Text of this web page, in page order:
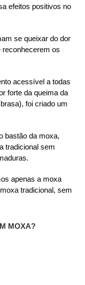
efeitos positivos no
se queixar do dor
reconhecerem os
acessível a todas
forte da queima da
foi criado um
bastão da moxa,
tradicional sem
apenas a moxa
tradicional, sem
MOXA?